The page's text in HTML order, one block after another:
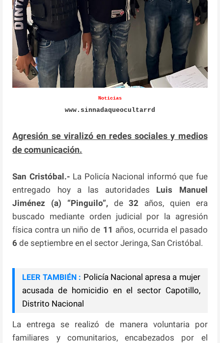
Noticias
www.sinnadaqueocultarrd
Agresión se viralizó en redes sociales y medios
de comunicación.
San Cristóbal.- La Policía Nacional informó que fue
entregado hoy a las autoridades Luis Manuel
Jiménez (a) “Pinguilo”, de32 años, quien era
buscado mediante orden judicial por la agresión
física contra un niño de 11 años, ocurrida el pasado
6 de septiembre en el sector Jeringa, San Cristóbal.
LEER TAMBIÉN : Policía Nacional apresa a mujer
acusada de homicidio en el sector Capotillo,
Distrito Nacional
La entrega se realizó de manera voluntaria por
familiares y comunitarios, encabezados por el